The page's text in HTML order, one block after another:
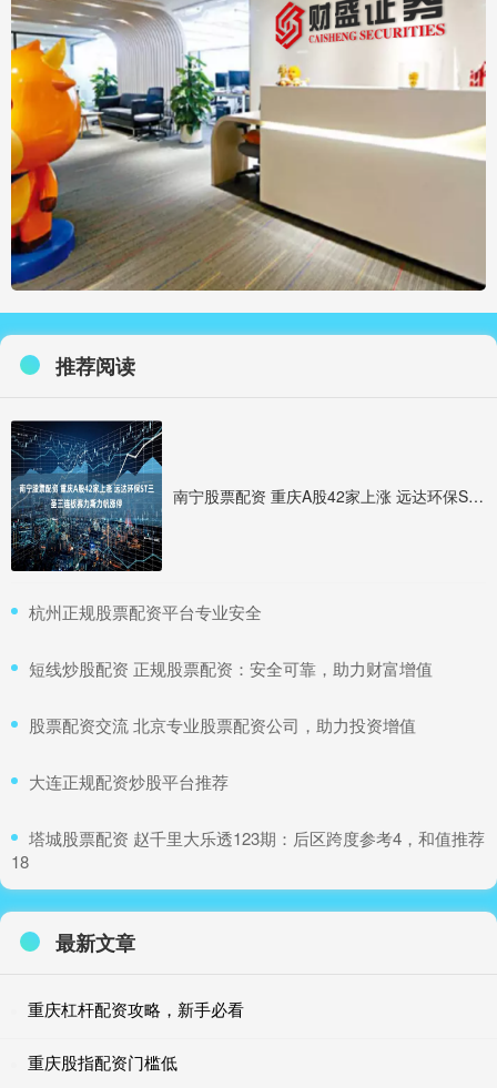
推荐阅读
南宁股票配资 重庆A股42家上涨 远达环保ST三圣三连板赛力斯力帆涨停
​杭州正规股票配资平台专业安全
​短线炒股配资 正规股票配资：安全可靠，助力财富增值
​股票配资交流 北京专业股票配资公司，助力投资增值
​大连正规配资炒股平台推荐
​塔城股票配资 赵千里大乐透123期：后区跨度参考4，和值推荐
18
最新文章
重庆杠杆配资攻略，新手必看
重庆股指配资门槛低